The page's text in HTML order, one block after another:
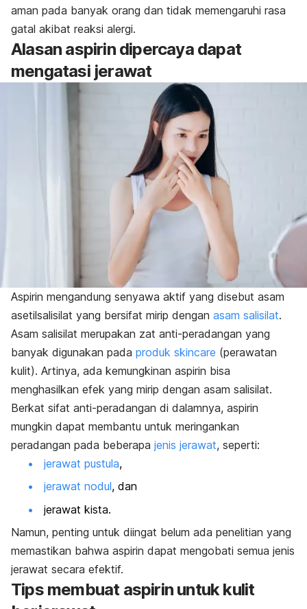
aman pada banyak orang dan tidak memengaruhi rasa
gatal akibat reaksi alergi.
Alasan aspirin dipercaya dapat
mengatasi jerawat
Aspirin mengandung senyawa aktif yang disebut asam
asetilsalisilat yang bersifat mirip dengan asam salisilat.
Asam salisilat merupakan zat anti-peradangan yang
banyak digunakan pada produk skincare (perawatan
kulit). Artinya, ada kemungkinan aspirin bisa
menghasilkan efek yang mirip dengan asam salisilat.
Berkat sifat anti-peradangan di dalamnya, aspirin
mungkin dapat membantu untuk meringankan
peradangan pada beberapa jenis jerawat, seperti:
jerawat pustula,
jerawat nodul, dan
jerawat kista.
Namun, penting untuk diingat belum ada penelitian yang
memastikan bahwa aspirin dapat mengobati semua jenis
jerawat secara efektif.
Tips membuat aspirin untuk kulit